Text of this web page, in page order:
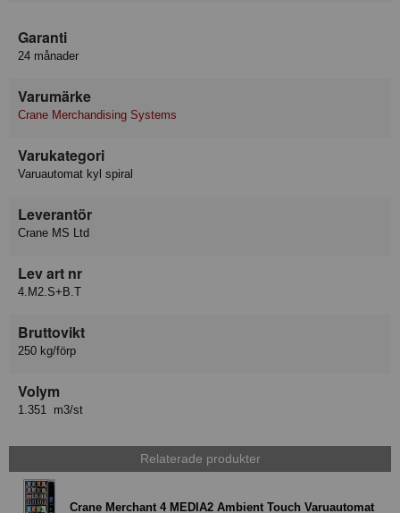
Garanti
24 månader
Varumärke
Crane Merchandising Systems
Varukategori
Varuautomat kyl spiral
Leverantör
Crane MS Ltd
Lev art nr
4.M2.S+B.T
Bruttovikt
250 kg/förp
Volym
1.351 m3/st
Relaterade produkter
Crane Merchant 4 MEDIA2 Ambient Touch Varuautomat